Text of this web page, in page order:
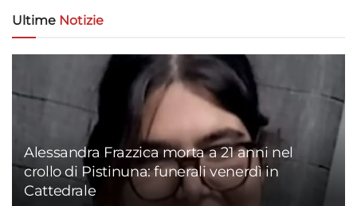
Ultime Notizie
Alessandra Frazzica morta a 21 anni nel
crollo di Pistinuna: funerali venerdì in
Cattedrale